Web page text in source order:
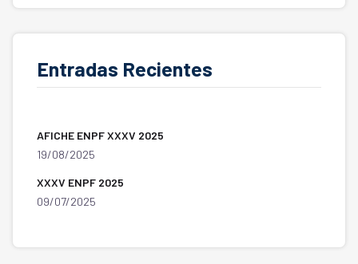
Entradas Recientes
AFICHE ENPF XXXV 2025
19/08/2025
XXXV ENPF 2025
09/07/2025